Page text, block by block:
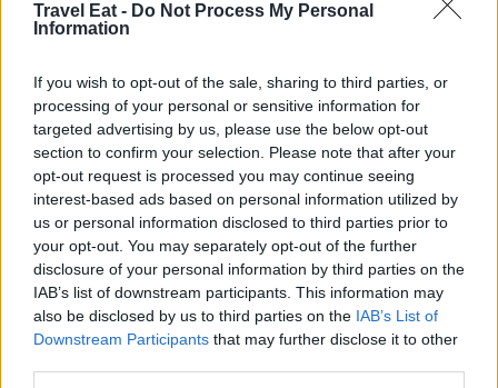
Travel Eat - Do Not Process My Personal
Information
If you wish to opt-out of the sale, sharing to third parties, or
processing of your personal or sensitive information for
targeted advertising by us, please use the below opt-out
section to confirm your selection. Please note that after your
opt-out request is processed you may continue seeing
interest-based ads based on personal information utilized by
us or personal information disclosed to third parties prior to
your opt-out. You may separately opt-out of the further
disclosure of your personal information by third parties on the
IAB’s list of downstream participants. This information may
also be disclosed by us to third parties on the IAB’s List of
Downstream Participants that may further disclose it to other
Leggi anche:
La filosofia del viaggio lento: mangiare bene e
muoversi senza fretta